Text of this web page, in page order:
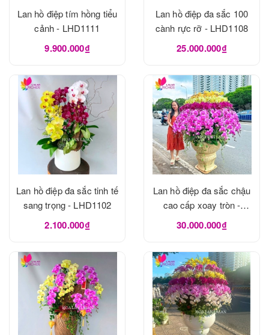
Lan hồ điệp tím hồng tiểu
cảnh - LHD1111
9.900.000₫
Lan hồ điệp đa sắc 100
cành rực rỡ - LHD1108
25.000.000₫
Lan hồ điệp đa sắc tinh tế
sang trọng - LHD1102
2.100.000₫
Lan hồ điệp đa sắc chậu
cao cấp xoay tròn -
LHD1100
30.000.000₫